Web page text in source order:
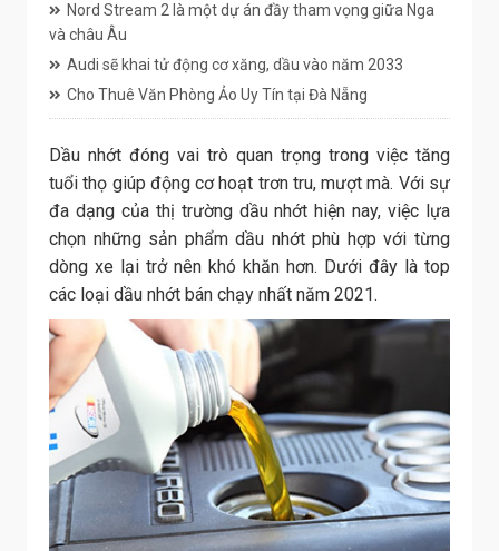
Nord Stream 2 là một dự án đầy tham vọng giữa Nga
và châu Âu
Audi sẽ khai tử động cơ xăng, dầu vào năm 2033
Cho Thuê Văn Phòng Ảo Uy Tín tại Đà Nẵng
Dầu nhớt đóng vai trò quan trọng trong việc tăng
tuổi thọ giúp động cơ hoạt trơn tru, mượt mà. Với sự
đa dạng của thị trường dầu nhớt hiện nay, việc lựa
chọn những sản phẩm dầu nhớt phù hợp với từng
dòng xe lại trở nên khó khăn hơn. Dưới đây là top
các loại dầu nhớt bán chạy nhất năm 2021.